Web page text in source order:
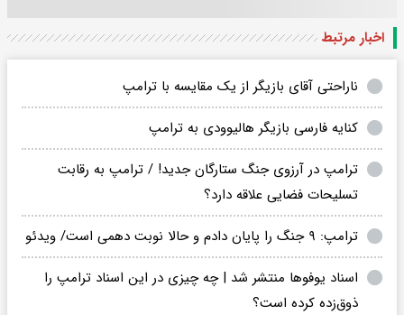
اخبار مرتبط
ناراحتی آقای بازیگر از یک مقایسه با ترامپ
کنایه فارسی بازیگر هالیوودی به ترامپ
ترامپ در آرزوی جنگ ستارگان جدید! / ترامپ به رقابت
تسلیحات فضایی علاقه دارد؟
ترامپ: ۹ جنگ را پایان دادم و حالا نوبت دهمی است/ ویدئو
اسناد یوفوها منتشر شد | چه چیزی در این اسناد ترامپ را
ذوق‌زده کرده است؟